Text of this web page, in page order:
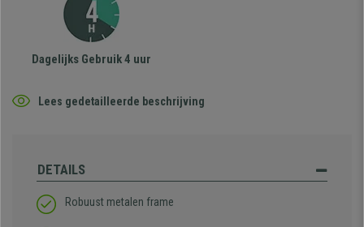
Dagelijks Gebruik 4 uur
Lees gedetailleerde beschrijving
DETAILS
Robuust metalen frame